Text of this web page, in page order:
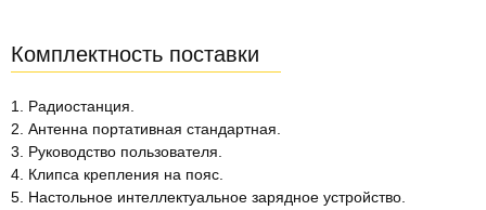
Комплектность поставки
1. Радиостанция.
2. Антенна портативная стандартная.
3. Руководство пользователя.
4. Клипса крепления на пояс.
5. Настольное интеллектуальное зарядное устройство.